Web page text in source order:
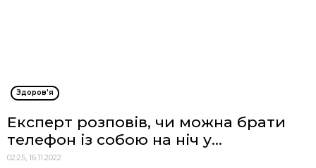
Здоров'я
Експерт розповів, чи можна брати
телефон із собою на ніч у...
02:25, 16.11.2022